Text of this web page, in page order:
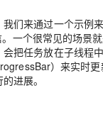
们来通过一个示例
一个很常见的场景
把任务放在子线程
）来实时
进展。